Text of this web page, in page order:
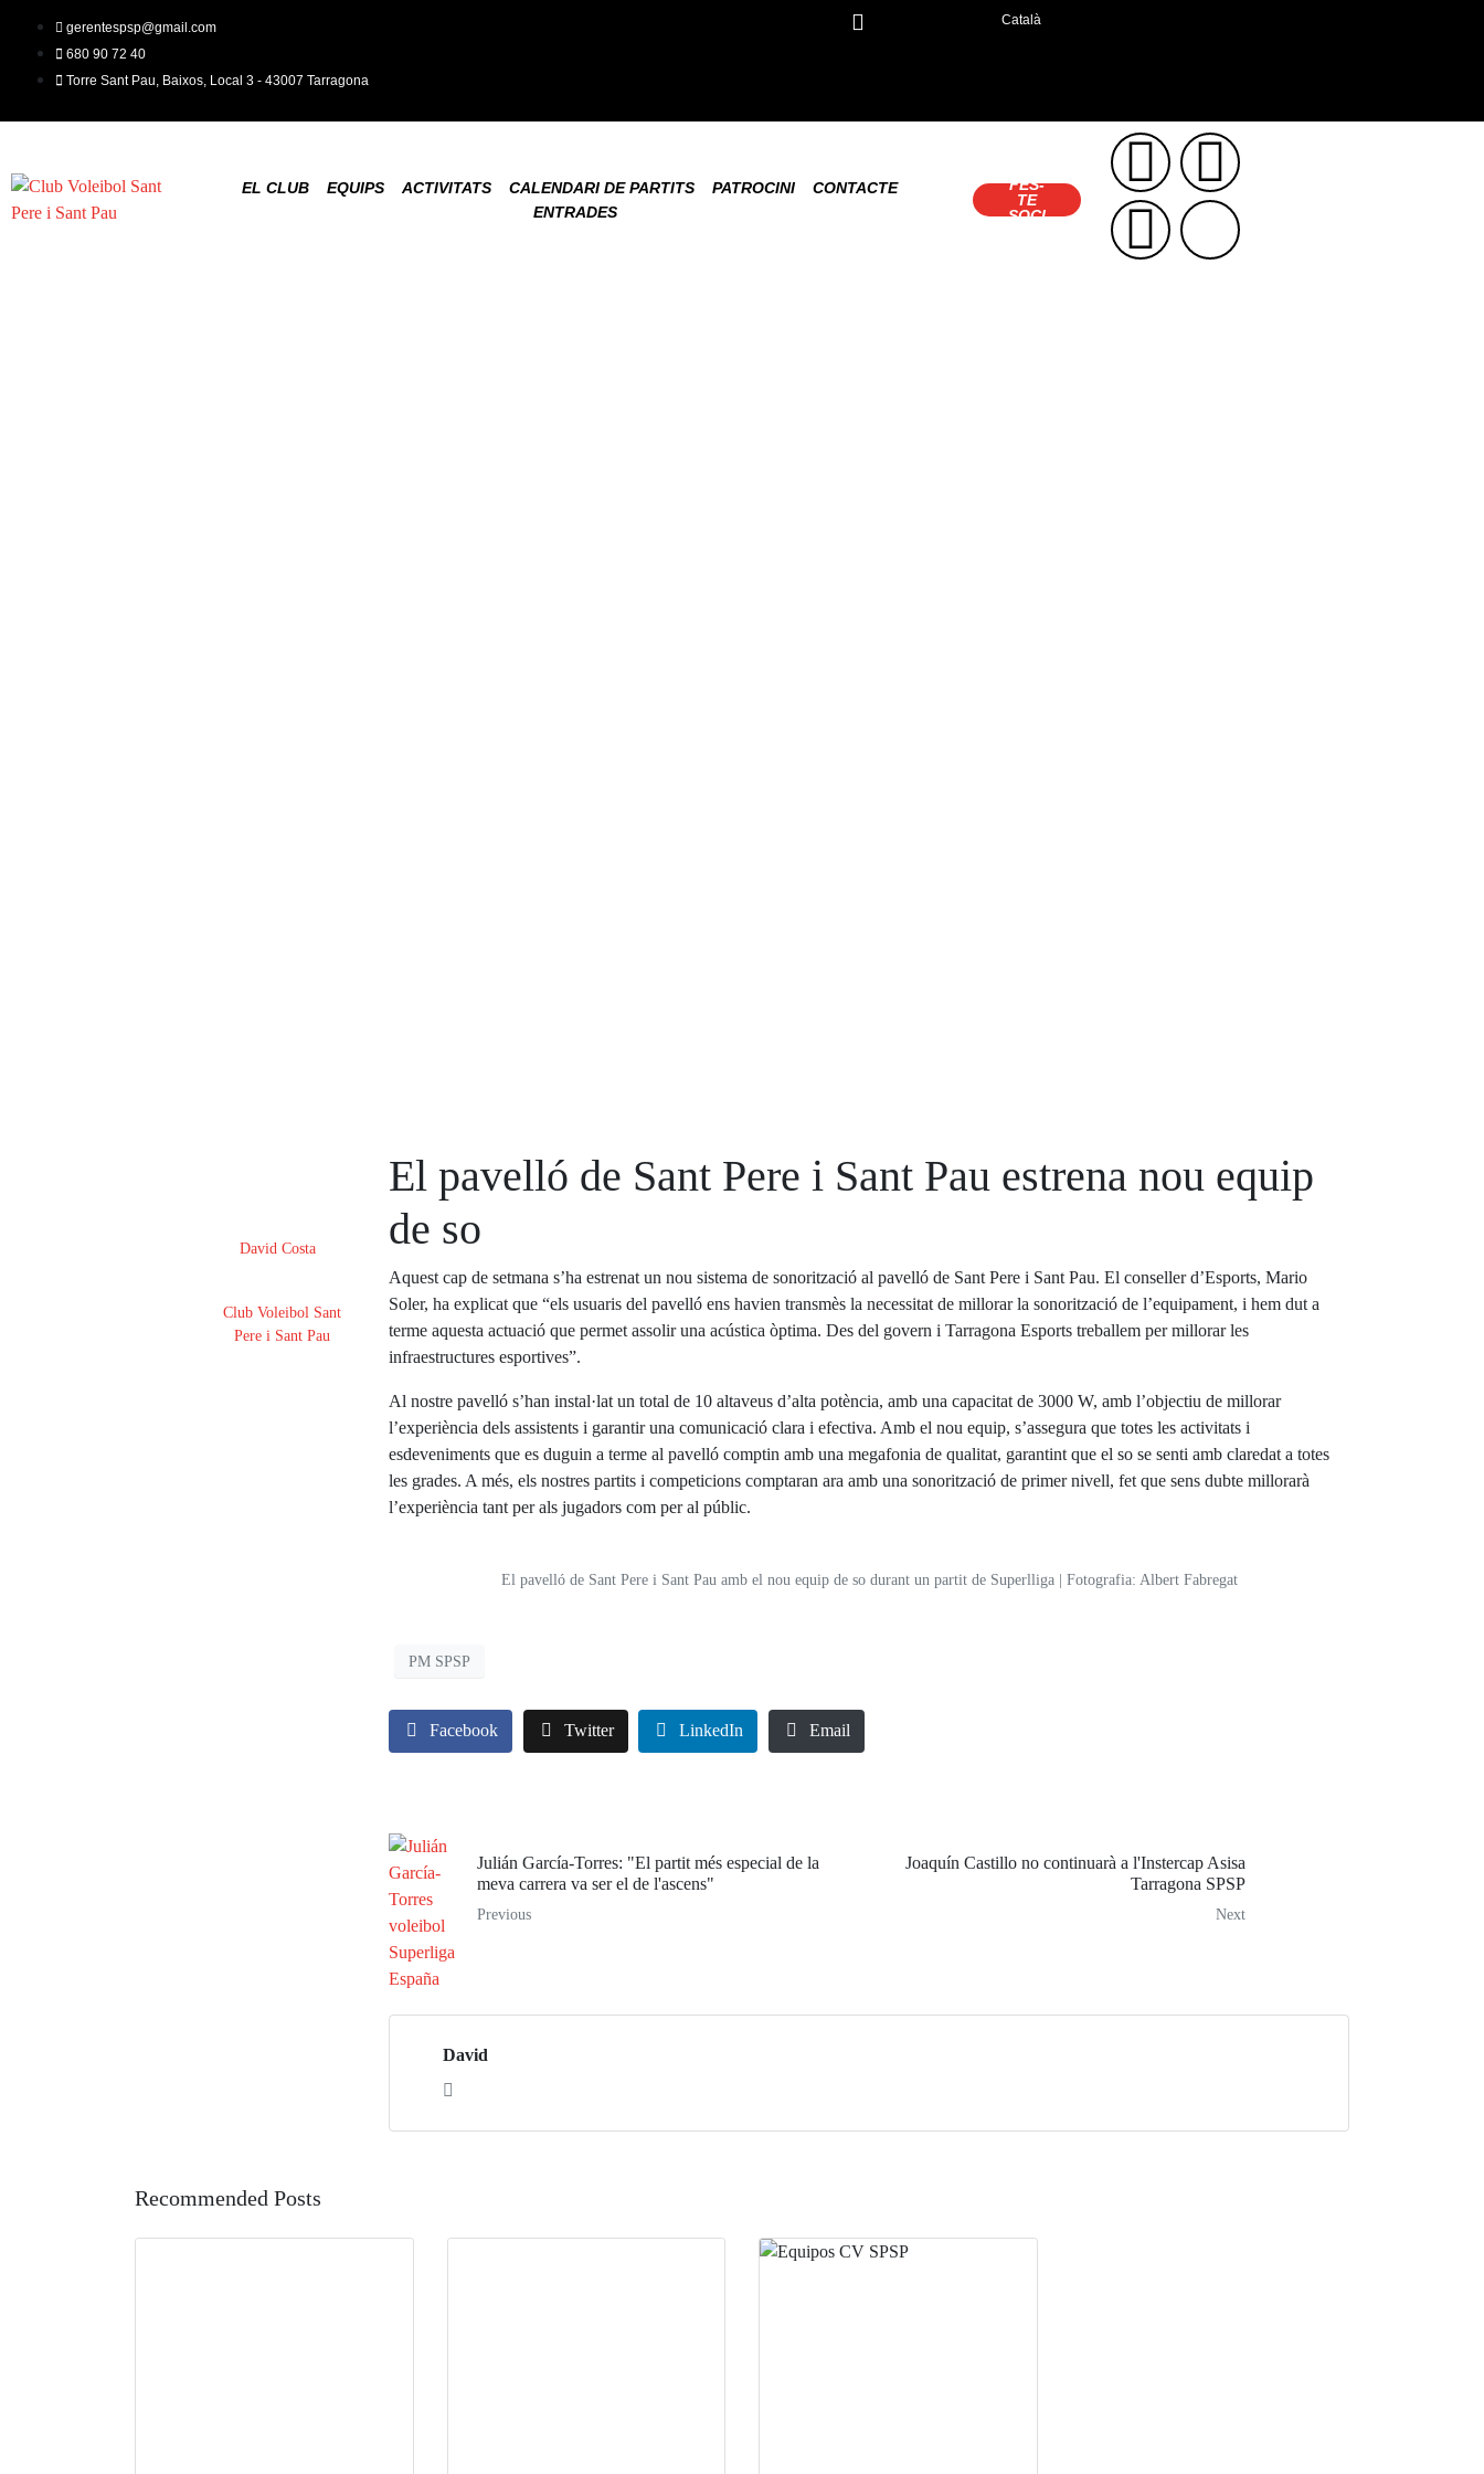
gerentespsp@gmail.com
680 90 72 40
Torre Sant Pau, Baixos, Local 3 - 43007 Tarragona
Català
EL CLUB EQUIPS ACTIVITATS CALENDARI DE PARTITS PATROCINI
CONTACTE
ENTRADES
FES-
TE
SOCI
David Costa
Club Voleibol Sant
Pere i Sant Pau
El pavelló de Sant Pere i Sant Pau estrena nou equip
de so
Aquest cap de setmana s’ha estrenat un nou sistema de sonorització al pavelló de Sant Pere i Sant Pau. El conseller d’Esports, Mario
Soler, ha explicat que “els usuaris del pavelló ens havien transmès la necessitat de millorar la sonorització de l’equipament, i hem dut a
terme aquesta actuació que permet assolir una acústica òptima. Des del govern i Tarragona Esports treballem per millorar les
infraestructures esportives”.
Al nostre pavelló s’han instal·lat un total de 10 altaveus d’alta potència, amb una capacitat de 3000 W, amb l’objectiu de millorar
l’experiència dels assistents i garantir una comunicació clara i efectiva. Amb el nou equip, s’assegura que totes les activitats i
esdeveniments que es duguin a terme al pavelló comptin amb una megafonia de qualitat, garantint que el so se senti amb claredat a totes
les grades. A més, els nostres partits i competicions comptaran ara amb una sonorització de primer nivell, fet que sens dubte millorarà
l’experiència tant per als jugadors com per al públic.
El pavelló de Sant Pere i Sant Pau amb el nou equip de so durant un partit de Superlliga | Fotografia: Albert Fabregat
PM SPSP
Facebook Twitter LinkedIn Email
Julián García-Torres: "El partit més especial de la
meva carrera va ser el de l'ascens"
Previous
Joaquín Castillo no continuarà a l'Instercap Asisa
Tarragona SPSP
Next
David
Recommended Posts